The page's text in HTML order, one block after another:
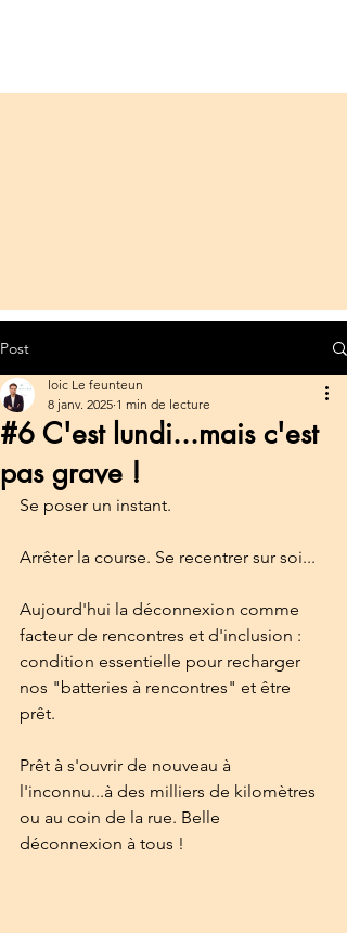
Post
#6 C'est lundi...mais c'est
pas grave !
loic Le feunteun
8 janv. 2025 1 min de lecture
Se poser un instant.
Arrêter la course. Se recentrer sur soi...
Aujourd'hui la déconnexion comme
facteur de rencontres et d'inclusion :
condition essentielle pour recharger
nos "batteries à rencontres" et être
prêt.
Prêt à s'ouvrir de nouveau à
l'inconnu...à des milliers de kilomètres
ou au coin de la rue. Belle
déconnexion à tous !